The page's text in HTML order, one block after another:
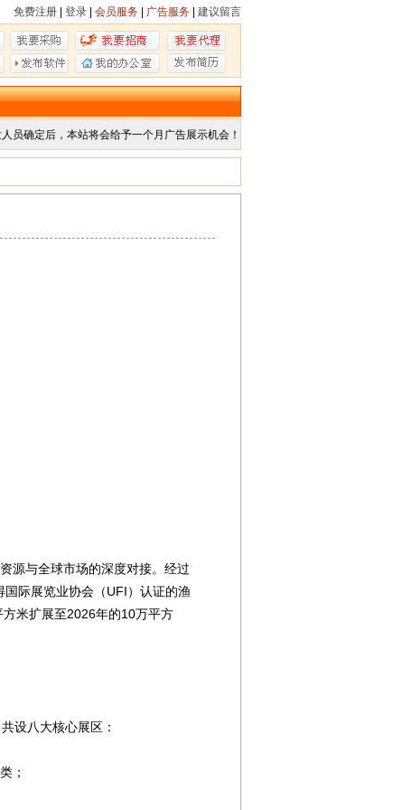
免费注册 登录 会员服务 广告服务 建议留言
员确定后，本站将会给予一个月广告展示机会！
源与全球市场的深度对接。经过
际展览业协会（UFI）认证的渔
米扩展至2026年的10万平方
设八大核心展区：
；